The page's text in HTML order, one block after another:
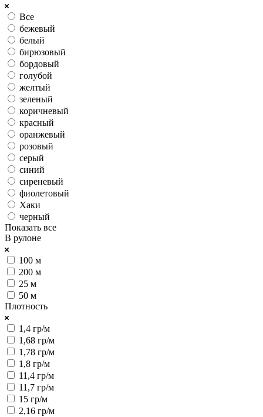
Все
бежевый
белый
бирюзовый
бордовый
голубой
желтый
зеленый
коричневый
красный
оранжевый
розовый
серый
синий
сиреневый
фиолетовый
Хаки
черный
Показать все
В рулоне
100 м
200 м
25 м
50 м
Плотность
1,4 гр/м
1,68 гр/м
1,78 гр/м
1,8 гр/м
11,4 гр/м
11,7 гр/м
15 гр/м
2,16 гр/м